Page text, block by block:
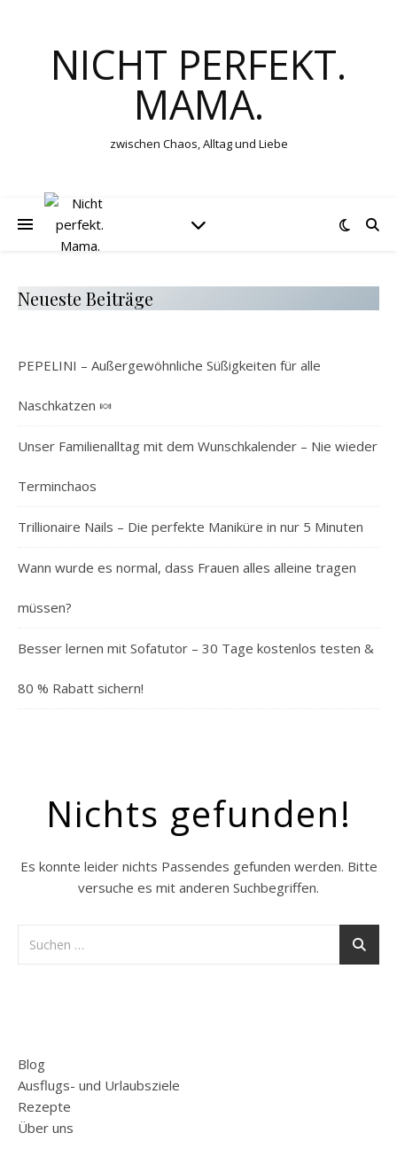
NICHT PERFEKT.
MAMA.
zwischen Chaos, Alltag und Liebe
Neueste Beiträge
PEPELINI – Außergewöhnliche Süßigkeiten für alle
Naschkatzen 🍬
Unser Familienalltag mit dem Wunschkalender – Nie wieder
Terminchaos
Trillionaire Nails – Die perfekte Maniküre in nur 5 Minuten
Wann wurde es normal, dass Frauen alles alleine tragen
müssen?
Besser lernen mit Sofatutor – 30 Tage kostenlos testen &
80 % Rabatt sichern!
Nichts gefunden!
Es konnte leider nichts Passendes gefunden werden. Bitte
versuche es mit anderen Suchbegriffen.
Blog
Ausflugs- und Urlaubsziele
Rezepte
Über uns